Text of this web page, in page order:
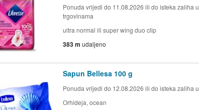
Ponuda vrijedi do 11.08.2026 ili do isteka zaliha u
trgovinama
ultra normal ili super wing duo clip
383 m udaljeno
Sapun Bellesa 100 g
Ponuda vrijedi do 12.08.2026 ili do isteka zaliha u
Orhideja, ocean